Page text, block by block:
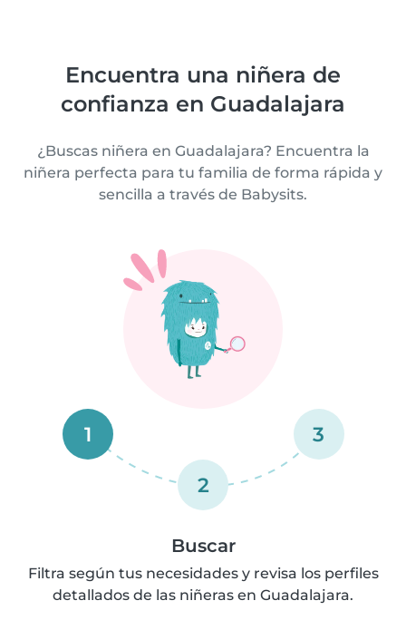
Encuentra una niñera de
confianza en Guadalajara
¿Buscas niñera en Guadalajara? Encuentra la
niñera perfecta para tu familia de forma rápida y
sencilla a través de Babysits.
1
2
3
Buscar
Filtra según tus necesidades y revisa los perfiles
detallados de las niñeras en Guadalajara.